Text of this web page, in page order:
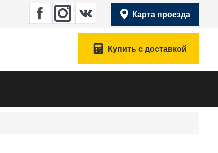
Карта проезда
Купить с доставкой